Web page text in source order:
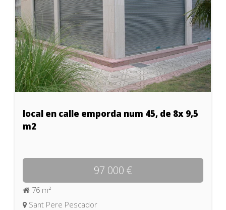
local en calle emporda num 45, de 8x 9,5
m2
97 000 €
76 m²
Sant Pere Pescador